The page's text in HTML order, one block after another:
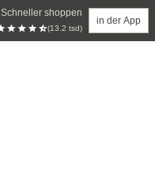
Schneller shoppen
(13.2 tsd)
in der App